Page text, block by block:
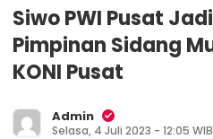
Siwo PWI Pusat
Pimpinan Sidang
KONI Pusat
Admin
Selasa, 4 Juli 2023 - 12:05 WIB